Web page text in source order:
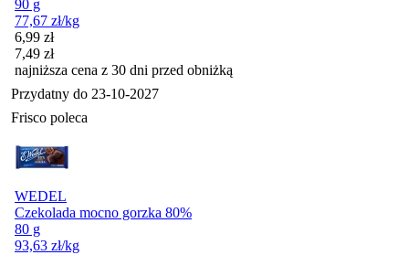
90 g
77,67 zł/kg
Cena promocyjna
6,99 zł
7,49 zł
najniższa cena z 30 dni przed obniżką
Przydatny do 23-10-2027
Frisco poleca
WEDEL
Czekolada mocno gorzka 80%
80 g
93,63 zł/kg